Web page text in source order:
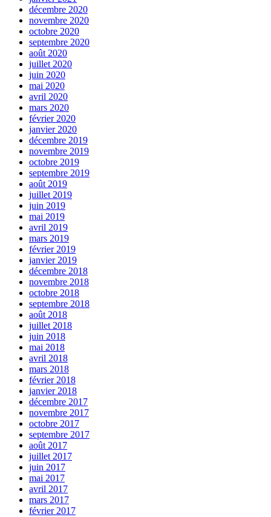
décembre 2020
novembre 2020
octobre 2020
septembre 2020
août 2020
juillet 2020
juin 2020
mai 2020
avril 2020
mars 2020
février 2020
janvier 2020
décembre 2019
novembre 2019
octobre 2019
septembre 2019
août 2019
juillet 2019
juin 2019
mai 2019
avril 2019
mars 2019
février 2019
janvier 2019
décembre 2018
novembre 2018
octobre 2018
septembre 2018
août 2018
juillet 2018
juin 2018
mai 2018
avril 2018
mars 2018
février 2018
janvier 2018
décembre 2017
novembre 2017
octobre 2017
septembre 2017
août 2017
juillet 2017
juin 2017
mai 2017
avril 2017
mars 2017
février 2017